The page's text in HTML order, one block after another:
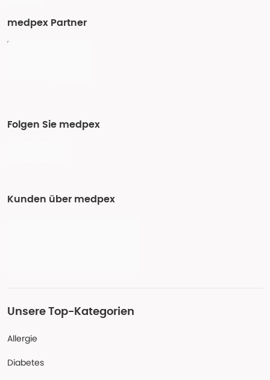
medpex Partner
Folgen Sie medpex
Kunden über medpex
Unsere Top-Kategorien
Allergie
Diabetes